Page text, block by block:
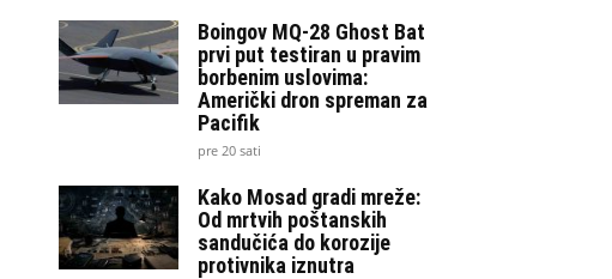
Boingov MQ-28 Ghost Bat
prvi put testiran u pravim
borbenim uslovima:
Američki dron spreman za
Pacifik
pre 20 sati
Kako Mosad gradi mreže:
Od mrtvih poštanskih
sandučića do korozije
protivnika iznutra